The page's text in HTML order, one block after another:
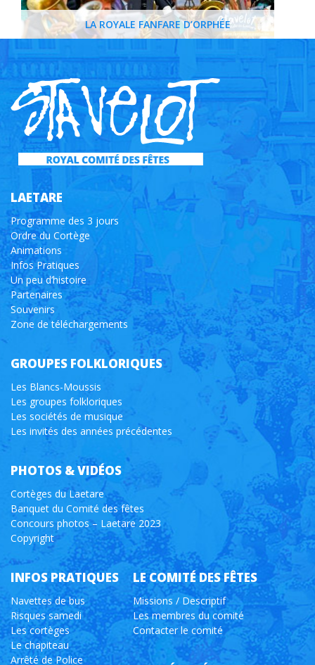
LA ROYALE FANFARE D’ORPHÉE
LAETARE
Programme des 3 jours
Ordre du Cortège
Animations
Infos Pratiques
Un peu d’histoire
Partenaires
Souvenirs
Zone de téléchargements
GROUPES FOLKLORIQUES
Les Blancs-Moussis
Les groupes folkloriques
Les sociétés de musique
Les invités des années précédentes
PHOTOS & VIDÉOS
Cortèges du Laetare
Banquet du Comité des fêtes
Concours photos – Laetare 2023
Copyright
INFOS PRATIQUES
Navettes de bus
Risques samedi
Les cortèges
Le chapiteau
Arrêté de Police
LE COMITÉ DES FÊTES
Missions / Descriptif
Les membres du comité
Contacter le comité